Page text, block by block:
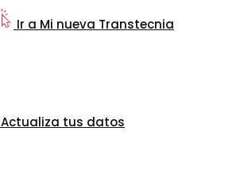
Ir a Mi nueva Transtecnia
Actualiza tus datos